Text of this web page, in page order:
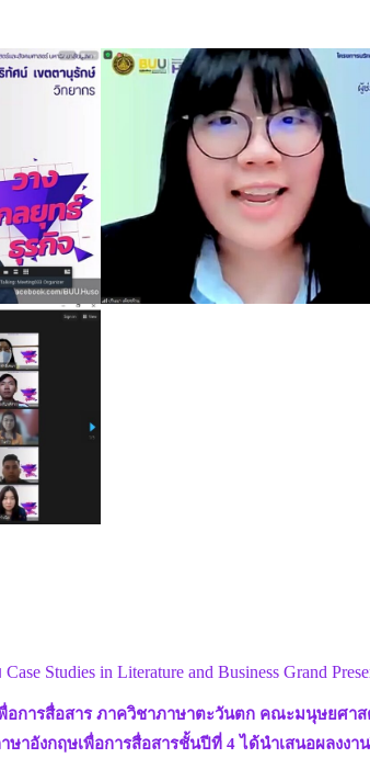
Studies in Literature and Business Grand
การสื่อสาร ภาควิชาภาษาตะวันตก คณะมนุษยศาส
ษาอังกฤษเพื่อการสื่อสารชั้นปีที่ 4 ได้นำเสนอผลง